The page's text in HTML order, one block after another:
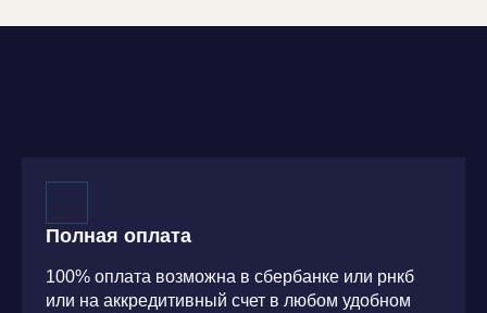
Полная оплата
100% оплата возможна в сбербанке или рнкб
или на аккредитивный счет в любом удобном